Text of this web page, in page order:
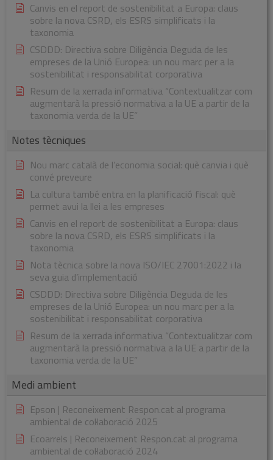
Canvis en el report de sostenibilitat a Europa: claus
sobre la nova CSRD, els ESRS simplificats i la
taxonomia
CSDDD: Directiva sobre Diligència Deguda de les
empreses de la Unió Europea: un nou marc per a la
sostenibilitat i responsabilitat corporativa
Resum de la xerrada informativa “Contextualitzar com
augmentarà la pressió normativa a la UE a partir de la
taxonomia verda de la UE”
Notes tècniques
Nou marc català de l’economia social: què canvia i què
convé preveure
La cultura també entra en la planificació fiscal: què
permet avui la llei a les empreses
Canvis en el report de sostenibilitat a Europa: claus
sobre la nova CSRD, els ESRS simplificats i la
taxonomia
Nota tècnica sobre la nova ISO/IEC 27001:2022 i la
seva guia d’implementació
CSDDD: Directiva sobre Diligència Deguda de les
empreses de la Unió Europea: un nou marc per a la
sostenibilitat i responsabilitat corporativa
Resum de la xerrada informativa “Contextualitzar com
augmentarà la pressió normativa a la UE a partir de la
taxonomia verda de la UE”
Medi ambient
Epson | Reconeixement Respon.cat al programa
ambiental de col·laboració 2025
Ecoarrels | Reconeixement Respon.cat al programa
ambiental de col·laboració 2024